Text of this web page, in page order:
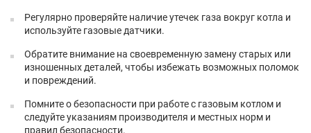
Регулярно проверяйте наличие утечек газа вокруг котла и
используйте газовые датчики.
Обратите внимание на своевременную замену старых или
изношенных деталей, чтобы избежать возможных поломок
и повреждений.
Помните о безопасности при работе с газовым котлом и
следуйте указаниям производителя и местных норм и
правил безопасности.